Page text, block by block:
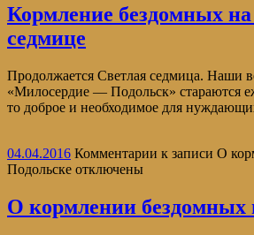
Кормление бездомных
седмице
Продолжается Светлая седмица. Наши
«Милосердие — Подольск» стараются
то доброе и необходимое для
04.04.2016 Комментарии к записи О
Подольске отключены
О кормлении бездомных